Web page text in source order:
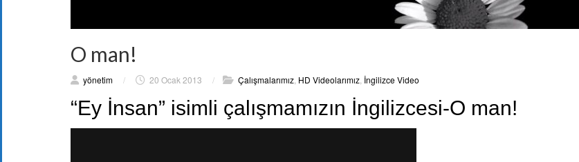
O man!
yönetim / 20 Ocak 2013 / Çalışmalarımız HD Videolarımız İngilizce Video
“Ey İnsan” isimli çalışmamızın İngilizcesi-O man!